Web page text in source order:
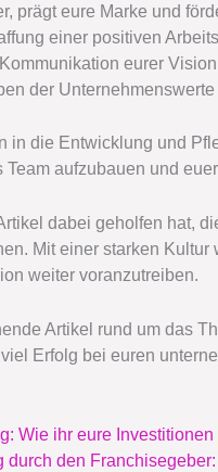
prägt eure Marke und
einer positiven
eurer
der
in die Entwicklung und
aufzubauen und
dabei geholfen hat,
Mit einer starken
weiter voranzutreiben.
Artikel rund um das
Erfolg bei euren
Wie ihr eure
durch den